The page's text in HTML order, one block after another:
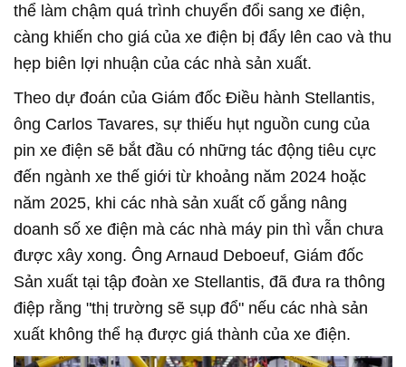
thể làm chậm quá trình chuyển đổi sang xe điện,
càng khiến cho giá của xe điện bị đẩy lên cao và thu
hẹp biên lợi nhuận của các nhà sản xuất.
Theo dự đoán của Giám đốc Điều hành Stellantis,
ông Carlos Tavares, sự thiếu hụt nguồn cung của
pin xe điện sẽ bắt đầu có những tác động tiêu cực
đến ngành xe thế giới từ khoảng năm 2024 hoặc
năm 2025, khi các nhà sản xuất cố gắng nâng
doanh số xe điện mà các nhà máy pin thì vẫn chưa
được xây xong. Ông Arnaud Deboeuf, Giám đốc
Sản xuất tại tập đoàn xe Stellantis, đã đưa ra thông
điệp rằng "thị trường sẽ sụp đổ" nếu các nhà sản
xuất không thể hạ được giá thành của xe điện.